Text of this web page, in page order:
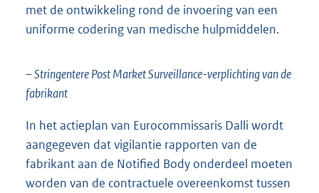
met de ontwikkeling rond de invoering van een
uniforme codering van medische hulpmiddelen.
– Stringentere Post Market Surveillance-verplichting van de
fabrikant
In het actieplan van Eurocommissaris Dalli wordt
aangegeven dat vigilantie rapporten van de
fabrikant aan de Notified Body onderdeel moeten
worden van de contractuele overeenkomst tussen